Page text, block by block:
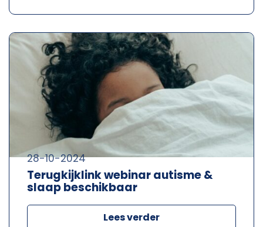
Terugkijklink webinar autisme &
slaap beschikbaar
28-10-2024
Lees verder